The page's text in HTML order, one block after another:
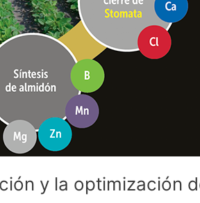
y la optimización